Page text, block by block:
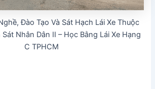
Đào Tạo Và Sát Hạch Lái Xe Thuộc
Nhân Dân II – Học Bằng Lái Xe Hạng
C TPHCM